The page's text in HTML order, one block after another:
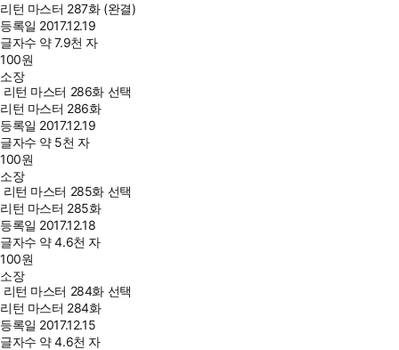
리턴 마스터 287화 (완결)
등록일 2017.12.19
글자수 약 7.9천 자
100원
소장
리턴 마스터 286화 선택
리턴 마스터 286화
등록일 2017.12.19
글자수 약 5천 자
100원
소장
리턴 마스터 285화 선택
리턴 마스터 285화
등록일 2017.12.18
글자수 약 4.6천 자
100원
소장
리턴 마스터 284화 선택
리턴 마스터 284화
등록일 2017.12.15
글자수 약 4.6천 자